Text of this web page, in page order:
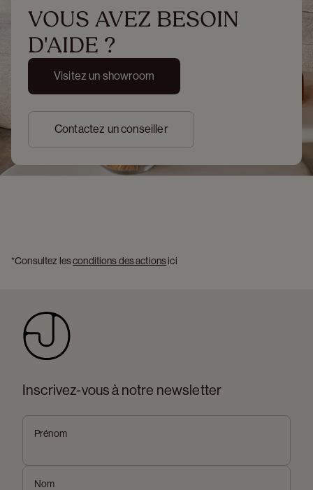
VOUS AVEZ BESOIN
D'AIDE ?
Visitez un showroom
Contactez un conseiller
*Consultez les conditions des actions ici
Inscrivez-vous à notre newsletter
Prénom
Nom